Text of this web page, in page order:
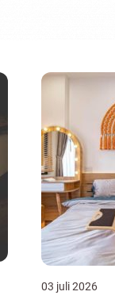
03 juli 2026